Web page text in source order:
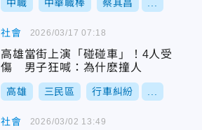
中職 中華職棒 蔡其昌
社會
高雄當街上演「碰碰車」！4人受
傷 男子狂喊：為什麽撞人
高雄 三民區 行車糾紛
2026/03/17 07:18
社會 2026/03/02 13:49